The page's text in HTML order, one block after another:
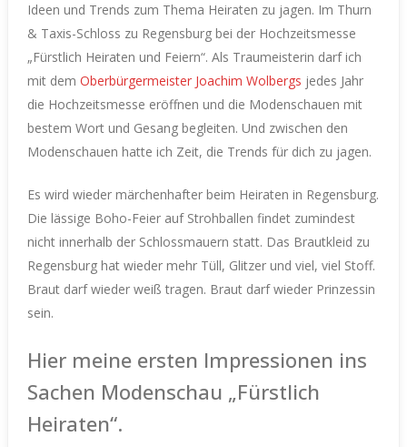
Ideen und Trends zum Thema Heiraten zu jagen. Im Thurn
& Taxis-Schloss zu Regensburg bei der Hochzeitsmesse
„Fürstlich Heiraten und Feiern“. Als Traumeisterin darf ich
mit dem Oberbürgermeister Joachim Wolbergs jedes Jahr
die Hochzeitsmesse eröffnen und die Modenschauen mit
bestem Wort und Gesang begleiten. Und zwischen den
Modenschauen hatte ich Zeit, die Trends für dich zu jagen.
Es wird wieder märchenhafter beim Heiraten in Regensburg.
Die lässige Boho-Feier auf Strohballen findet zumindest
nicht innerhalb der Schlossmauern statt. Das Brautkleid zu
Regensburg hat wieder mehr Tüll, Glitzer und viel, viel Stoff.
Braut darf wieder weiß tragen. Braut darf wieder Prinzessin
sein.
Hier meine ersten Impressionen ins
Sachen Modenschau „Fürstlich
Heiraten“.